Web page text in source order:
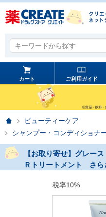
キーワードから探す
キーワードから探す
カート ご利用ガイド
ホームビューティーケア
シャンプー・コンディショナ
【お取り寄せ】グレ
Ｒトリートメント さ
税率10%